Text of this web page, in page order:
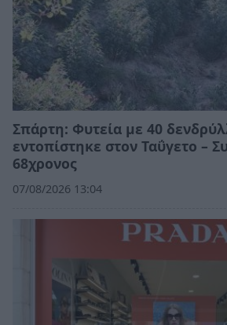
Σπάρτη: Φυτεία με 40
εντοπίστηκε στον Ταΰγετο –
68χρονος
07/08/2026 13:04